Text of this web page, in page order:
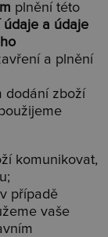
plnění této
údaje a údaje
a plnění
dodání zboží
komunikovat,
případě
vaše